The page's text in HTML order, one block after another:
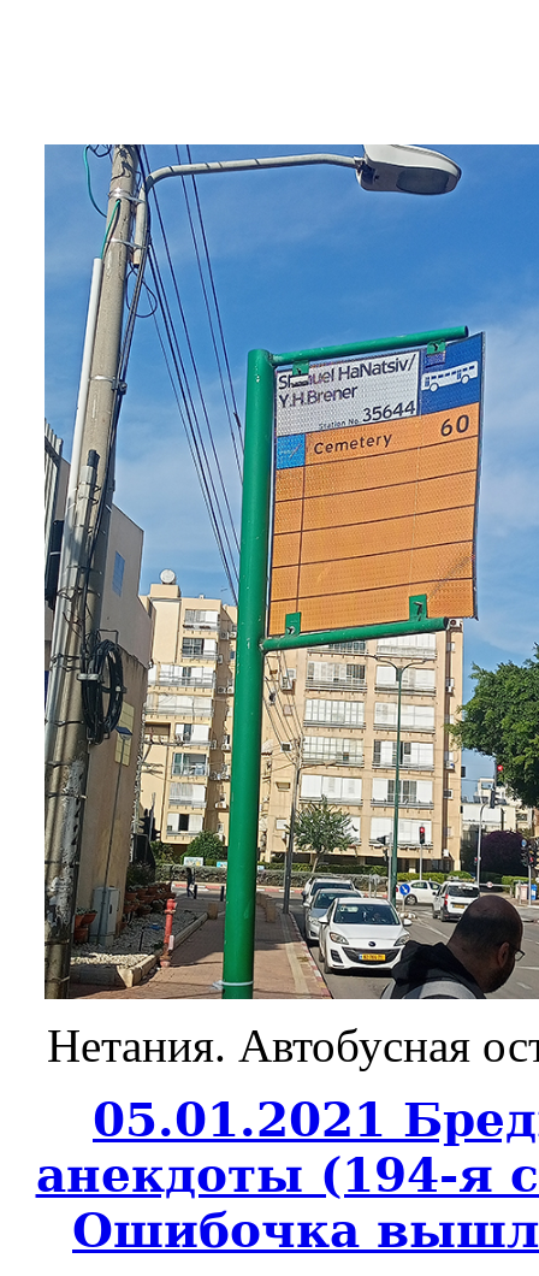
Нетания. Автобусная
05.01.2021
анекдоты (194-я
Ошибочка